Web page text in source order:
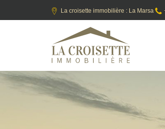
La croisette immobilière : La Marsa